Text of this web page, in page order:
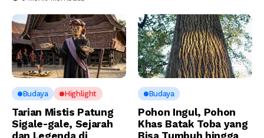
Budaya Highlight
Tarian Mistis Patung
Sigale-gale, Sejarah
Budaya
Pohon Ingul, Pohon
Khas Batak Toba yang